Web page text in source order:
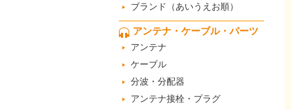
ブランド（あいうえお順）
アンテナ・ケーブル・パーツ
アンテナ
ケーブル
分波・分配器
アンテナ接栓・プラグ